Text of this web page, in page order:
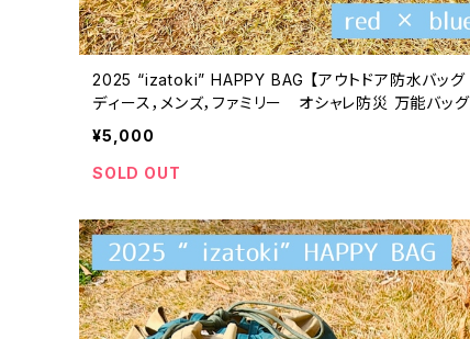
2025 “izatoki” HAPPY BAG 【アウトドア防水バッ
ディース，メンズ，ファミリー オシャレ防災 万能バッグ
d × blue
¥5,000
SOLD OUT